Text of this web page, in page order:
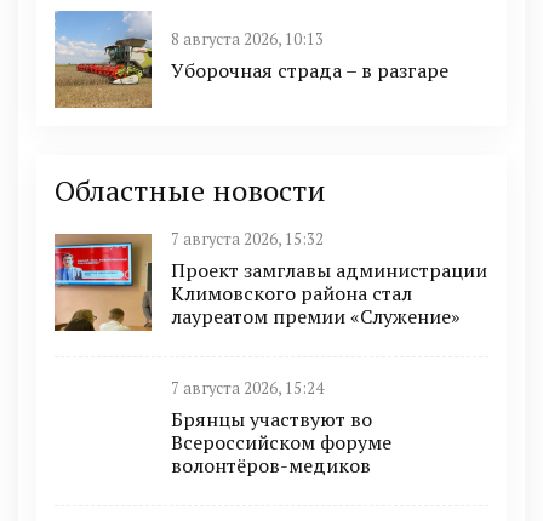
8 августа 2026, 10:13
Уборочная страда – в разгаре
Областные новости
7 августа 2026, 15:32
Проект замглавы администрации
Климовского района стал
лауреатом премии «Служение»
7 августа 2026, 15:24
Брянцы участвуют во
Всероссийском форуме
волонтёров-медиков